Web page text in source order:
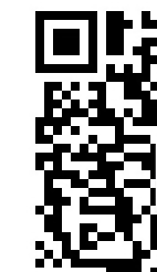
找仓库
数据报告
云仓观察
帮助中心
找仓 / 租仓
找仓库
找需求